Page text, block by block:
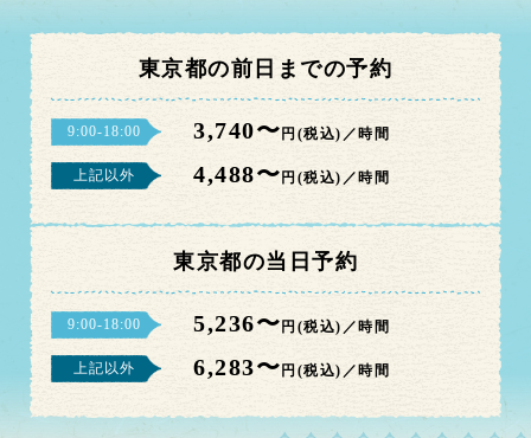
東京都の前日までの予約
9:00-18:00 3,740〜 円(税込)／時間
上記以外 4,488〜 円(税込)／時間
東京都の当日予約
9:00-18:00 5,236〜 円(税込)／時間
上記以外 6,283〜 円(税込)／時間